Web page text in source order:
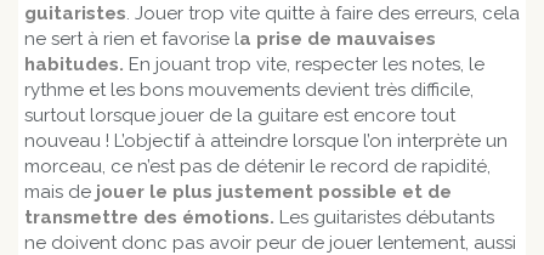
guitaristes. Jouer trop vite quitte à faire des erreurs, cela
ne sert à rien et favorise la prise de mauvaises
habitudes. En jouant trop vite, respecter les notes, le
rythme et les bons mouvements devient très difficile,
surtout lorsque jouer de la guitare est encore tout
nouveau ! L’objectif à atteindre lorsque l’on interprète un
morceau, ce n’est pas de détenir le record de rapidité,
mais de jouer le plus justement possible et de
transmettre des émotions. Les guitaristes débutants
ne doivent donc pas avoir peur de jouer lentement, aussi